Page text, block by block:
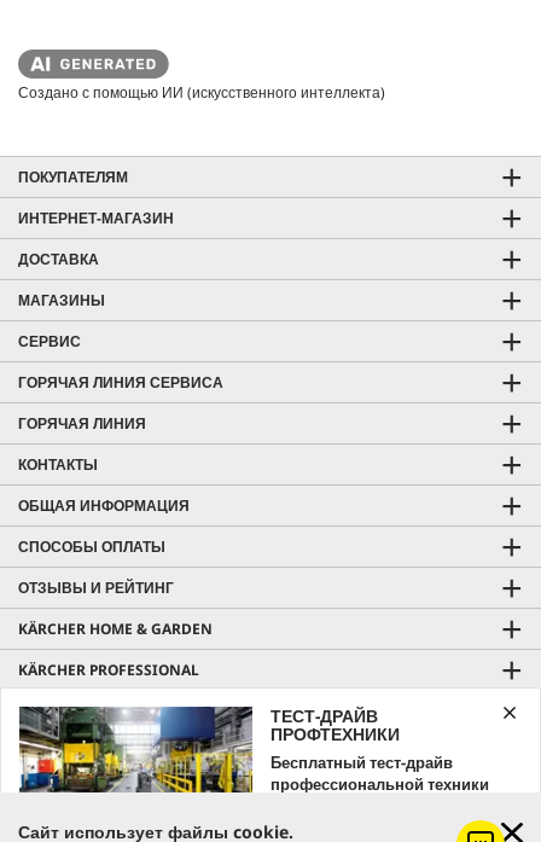
Сайт использует файлы cookie.
ТЕСТ-ДРАЙВ
ПРОФТЕХНИКИ
Бесплатный тест-драйв
профессиональной техники
Создано с помощью ИИ (искусственного интеллекта)
ПОКУПАТЕЛЯМ
ИНТЕРНЕТ-МАГАЗИН
ДОСТАВКА
МАГАЗИНЫ
СЕРВИС
ГОРЯЧАЯ ЛИНИЯ СЕРВИСА
ГОРЯЧАЯ ЛИНИЯ
КОНТАКТЫ
ОБЩАЯ ИНФОРМАЦИЯ
СПОСОБЫ ОПЛАТЫ
ОТЗЫВЫ И РЕЙТИНГ
KÄRCHER HOME & GARDEN
KÄRCHER PROFESSIONAL
Цена с учетом НДС |Оплата и доставка